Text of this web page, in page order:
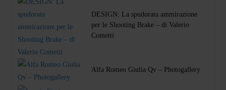
DESIGN: La spudorata ammirazione
per le Shooting Brake – di Valerio
Cometti
Alfa Romeo Giulia Qv – Photogallery